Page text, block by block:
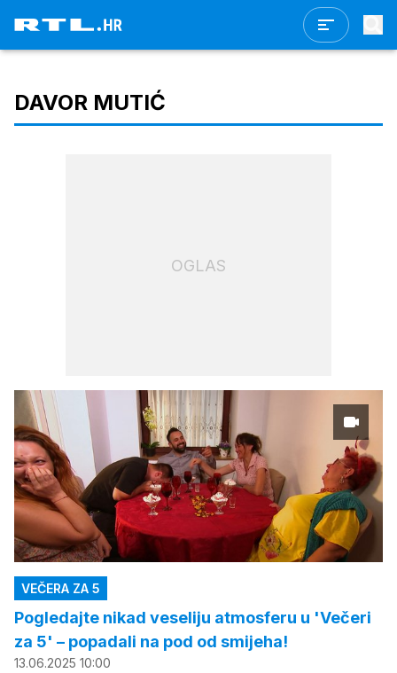
DAVOR MUTIĆ
OGLAS
VEČERA ZA 5
Pogledajte nikad veseliju atmosferu u 'Večeri
za 5' – popadali na pod od smijeha!
13.06.2025 10:00